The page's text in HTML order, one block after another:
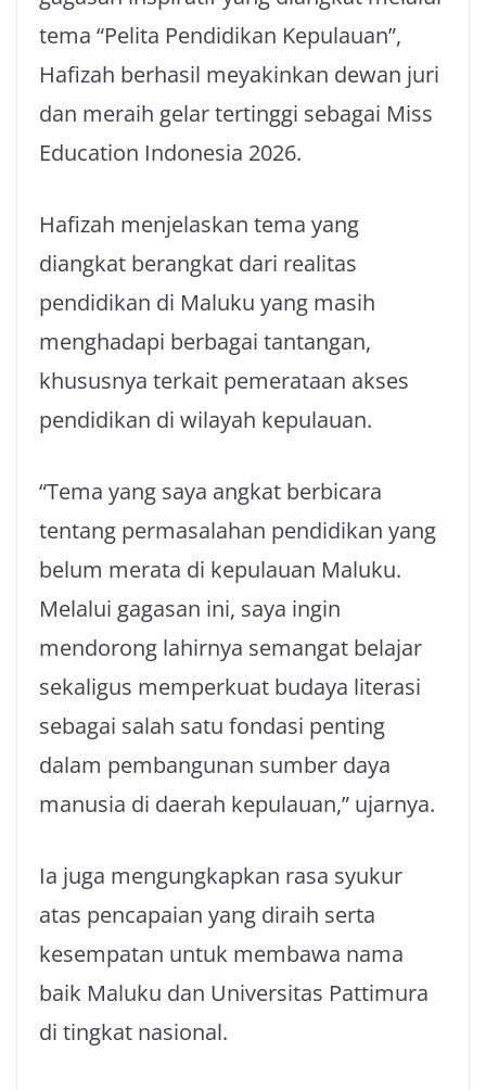
tema “Pelita Pendidikan Kepulauan”,
Hafizah berhasil meyakinkan dewan juri
dan meraih gelar tertinggi sebagai Miss
Education Indonesia 2026.
Hafizah menjelaskan tema yang
diangkat berangkat dari realitas
pendidikan di Maluku yang masih
menghadapi berbagai tantangan,
khususnya terkait pemerataan akses
pendidikan di wilayah kepulauan.
“Tema yang saya angkat berbicara
tentang permasalahan pendidikan yang
belum merata di kepulauan Maluku.
Melalui gagasan ini, saya ingin
mendorong lahirnya semangat belajar
sekaligus memperkuat budaya literasi
sebagai salah satu fondasi penting
dalam pembangunan sumber daya
manusia di daerah kepulauan,” ujarnya.
Ia juga mengungkapkan rasa syukur
atas pencapaian yang diraih serta
kesempatan untuk membawa nama
baik Maluku dan Universitas Pattimura
di tingkat nasional.